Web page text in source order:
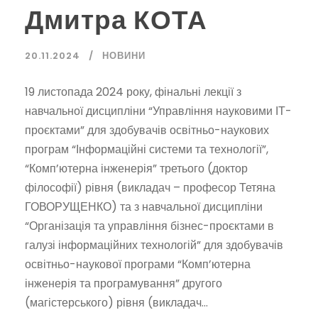
Дмитра КОТА
20.11.2024 НОВИНИ
19 листопада 2024 року, фінальні лекції з
навчальної дисципліни “Управління науковими ІТ-
проєктами” для здобувачів освітньо-наукових
програм “Інформаційні системи та технології”,
“Комп’ютерна інженерія” третього (доктор
філософії) рівня (викладач – професор Тетяна
ГОВОРУЩЕНКО) та з навчальної дисципліни
“Організація та управління бізнес-проєктами в
галузі інформаційних технологій” для здобувачів
освітньо-наукової програми “Комп’ютерна
інженерія та програмування” другого
(магістерського) рівня (викладач...